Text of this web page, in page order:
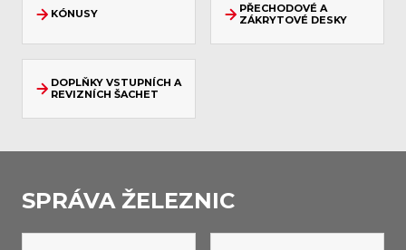
KÓNUSY
PŘECHODOVÉ A
ZÁKRYTOVÉ DESKY
DOPLŇKY VSTUPNÍCH A
REVIZNÍCH ŠACHET
SPRÁVA ŽELEZNIC